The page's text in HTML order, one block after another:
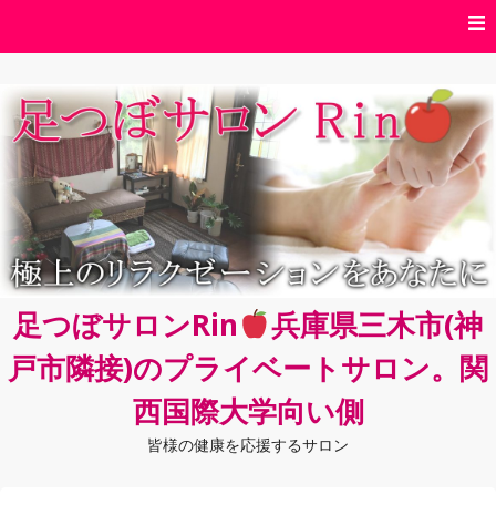
ン
ツ
へ
ス
キ
ッ
プ
足つぼサロンRin
兵庫県三木市(神
戸市隣接)のプライベートサロン。関
西国際大学向い側
皆様の健康を応援するサロン